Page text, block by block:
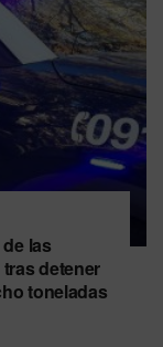
las
detener
toneladas